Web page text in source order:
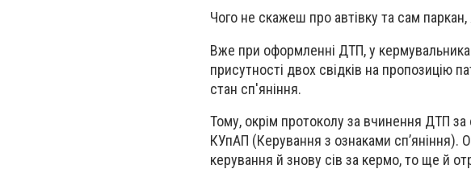
Чого не скажеш про автівку та сам
Вже при оформленні ДТП, у кермувальника
присутності двох свідків на пропозицію
стан сп'яніння.
Тому, окрім протоколу за вчинення ДТП
КУпАП (Керування з ознаками сп’яніння).
керування й знову сів за кермо, то ще й